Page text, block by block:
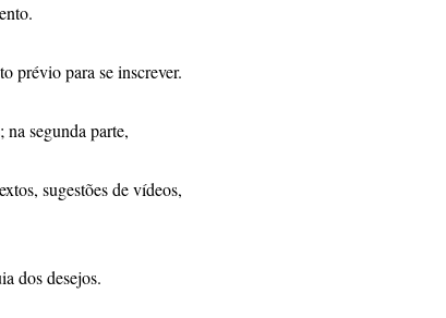
prévio para se inscrever.
segunda parte,
sugestões de vídeos,
dos desejos.